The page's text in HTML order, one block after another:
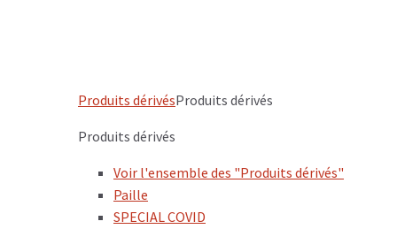
Produits dérivésProduits dérivés
Produits dérivés
Voir l'ensemble des "Produits dérivés"
Paille
SPECIAL COVID